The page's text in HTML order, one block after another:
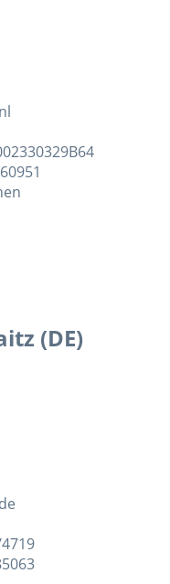
(DE)